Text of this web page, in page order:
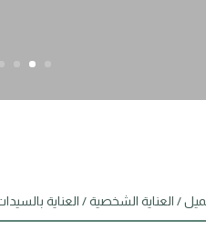
/ العناية الشخصية/ العناية